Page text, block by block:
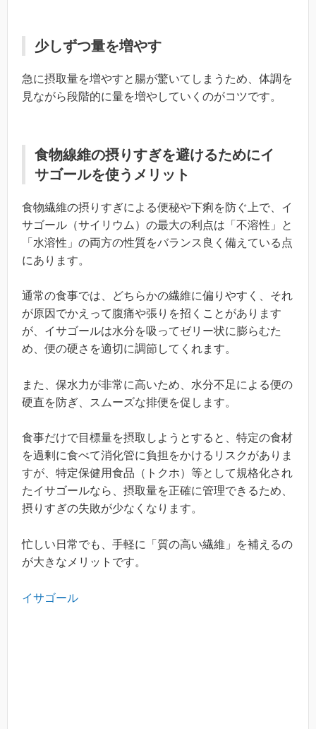
少しずつ量を増やす
急に摂取量を増やすと腸が驚いてしまうため、体調を
見ながら段階的に量を増やしていくのがコツです。
食物線維の摂りすぎを避けるためにイ
サゴールを使うメリット
食物繊維の摂りすぎによる便秘や下痢を防ぐ上で、イ
サゴール（サイリウム）の最大の利点は「不溶性」と
「水溶性」の両方の性質をバランス良く備えている点
にあります。
通常の食事では、どちらかの繊維に偏りやすく、それ
が原因でかえって腹痛や張りを招くことがあります
が、イサゴールは水分を吸ってゼリー状に膨らむた
め、便の硬さを適切に調節してくれます。
また、保水力が非常に高いため、水分不足による便の
硬直を防ぎ、スムーズな排便を促します。
食事だけで目標量を摂取しようとすると、特定の食材
を過剰に食べて消化管に負担をかけるリスクがありま
すが、特定保健用食品（トクホ）等として規格化され
たイサゴールなら、摂取量を正確に管理できるため、
摂りすぎの失敗が少なくなります。
忙しい日常でも、手軽に「質の高い繊維」を補えるの
が大きなメリットです。
イサゴール